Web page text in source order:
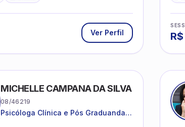
Ver Perfil R$
MICHELLE CAMPANA DA SILVA
08/46219
Psicóloga Clínica e Pós Graduanda